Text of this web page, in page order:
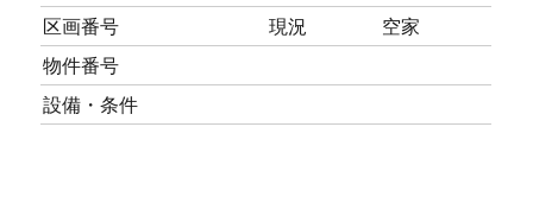
区画番号
現況
空家
物件番号
設備・条件